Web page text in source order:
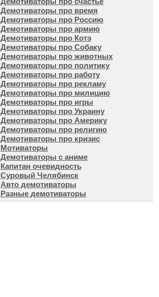
Демотиваторы про время
Демотиваторы про Россию
Демотиваторы про армию
Демотиваторы про Котэ
Демотиваторы про Собаку
Демотиваторы про животных
Демотиваторы про политику
Демотиваторы про работу
Демотиваторы про рекламу
Демотиваторы про милицию
Демотиваторы про игры
Демотиваторы про Украину
Демотиваторы про Америку
Демотиваторы про религию
Демотиваторы про кризис
Мотиваторы
Демотиваторы с аниме
Капитан очевидность
Суровый Челябинск
Авто демотиваторы
Разные демотиваторы